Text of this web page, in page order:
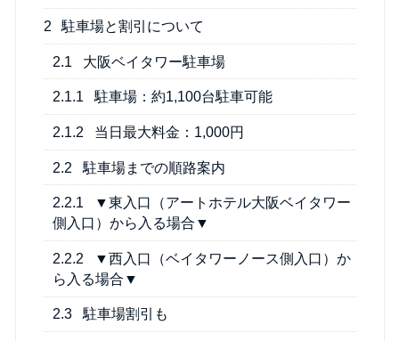
2 駐車場と割引について
2.1 大阪ベイタワー駐車場
2.1.1 駐車場：約1,100台駐車可能
2.1.2 当日最大料金：1,000円
2.2 駐車場までの順路案内
2.2.1
▼東入口（アートホテル大阪ベイタワー
側入口）から入る場合▼
2.2.2
▼西入口（ベイタワーノース側入口）か
ら入る場合▼
2.3 駐車場割引も